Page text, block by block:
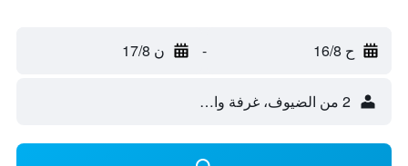
ح 16/8 - ن 17/8
2 من الضيوف، غرفة واحدة